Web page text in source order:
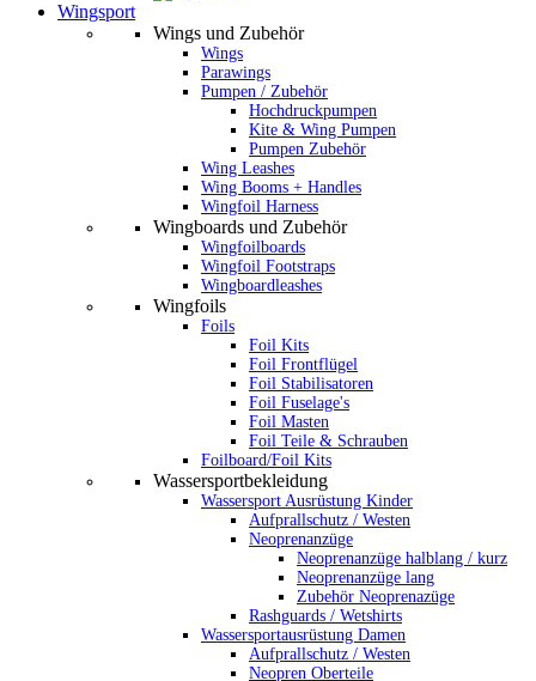
Wingsport
Wings und Zubehör
Wings
Parawings
Pumpen / Zubehör
Hochdruckpumpen
Kite & Wing Pumpen
Pumpen Zubehör
Wing Leashes
Wing Booms + Handles
Wingfoil Harness
Wingboards und Zubehör
Wingfoilboards
Wingfoil Footstraps
Wingboardleashes
Wingfoils
Foils
Foil Kits
Foil Frontflügel
Foil Stabilisatoren
Foil Fuselage's
Foil Masten
Foil Teile & Schrauben
Foilboard/Foil Kits
Wassersportbekleidung
Wassersport Ausrüstung Kinder
Aufprallschutz / Westen
Neoprenanzüge
Neoprenanzüge halblang / kurz
Neoprenanzüge lang
Zubehör Neoprenazüge
Rashguards / Wetshirts
Wassersportausrüstung Damen
Aufprallschutz / Westen
Neopren Oberteile